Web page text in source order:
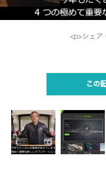
<p>シェ
この